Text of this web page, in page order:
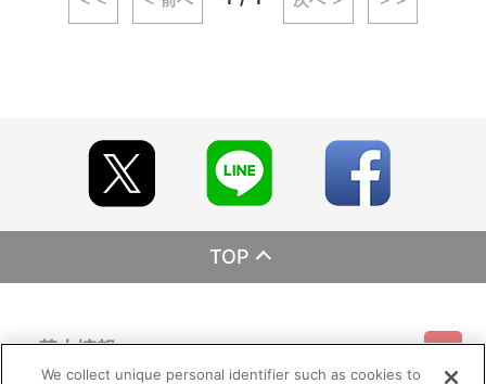
TOP
基本情報
We collect unique personal identifier such as cookies to